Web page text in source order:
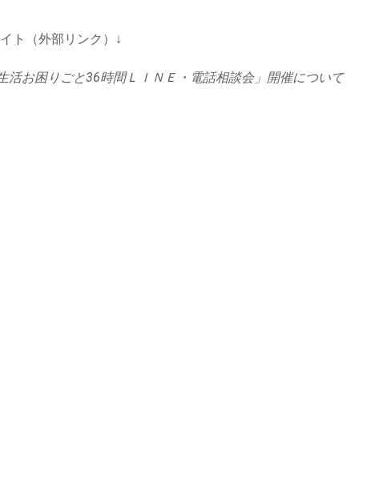
ト（外部リンク）↓
活お困りごと36時間ＬＩＮＥ・電話相談会」開催について